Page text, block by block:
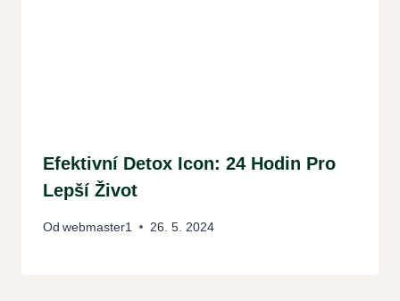
Efektivní Detox Icon: 24 Hodin Pro
Lepší Život
Od webmaster1 26. 5. 2024